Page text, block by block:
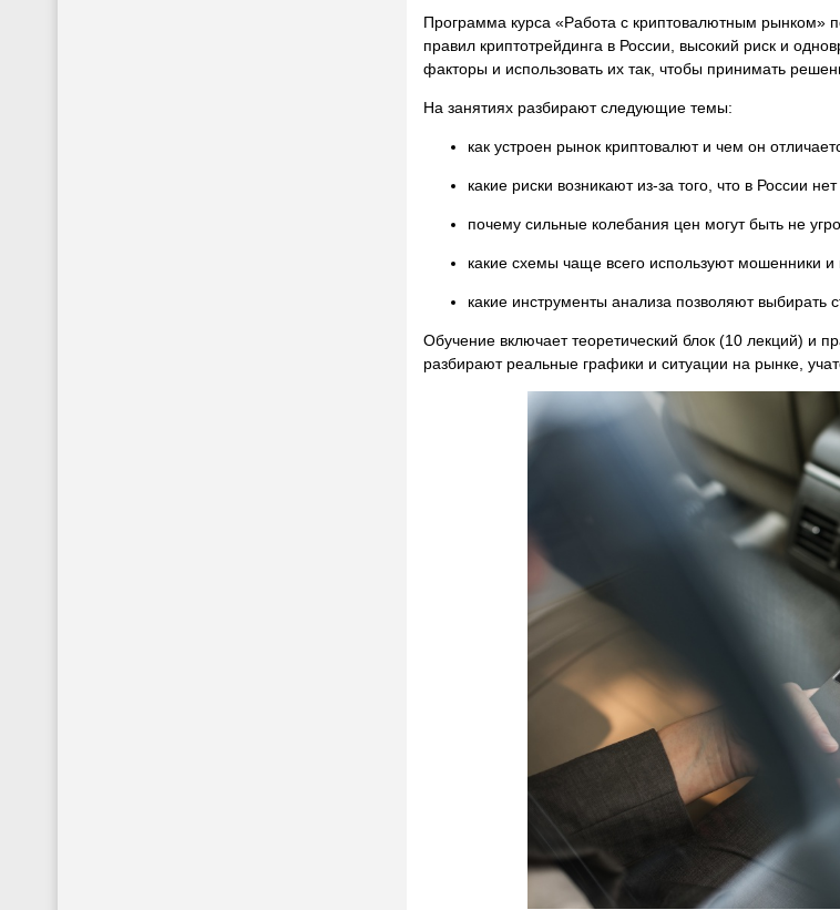
Программа курса «Работа с криптовалютным рынком»
правил криптотрейдинга в России, высокий риск и
факторы и использовать их так, чтобы принимать
На занятиях разбирают следующие темы:
как устроен рынок криптовалют и чем он
какие риски возникают из-за того, что в России
почему сильные колебания цен могут быть не
какие схемы чаще всего используют мошенники и
какие инструменты анализа позволяют выбирать
Обучение включает теоретический блок (10 лекций) и
разбирают реальные графики и ситуации на рынке,